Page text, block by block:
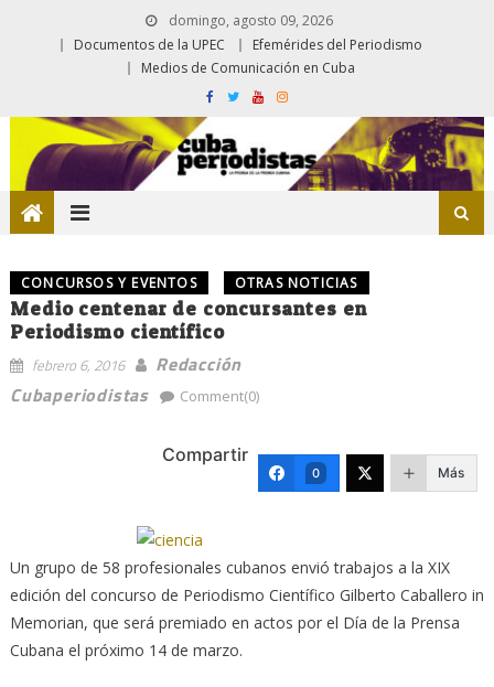
domingo, agosto 09, 2026
Documentos de la UPEC
Efemérides del Periodismo
Medios de Comunicación en Cuba
CONCURSOS Y EVENTOS OTRAS NOTICIAS
Medio centenar de concursantes en
Periodismo científico
febrero 6, 2016
Redacción
Cubaperiodistas
Comment(0)
Compartir
0 Más
Un grupo de 58 profesionales cubanos envió trabajos a la XIX
edición del concurso de Periodismo Científico Gilberto Caballero in
Memorian, que será premiado en actos por el Día de la Prensa
Cubana el próximo 14 de marzo.